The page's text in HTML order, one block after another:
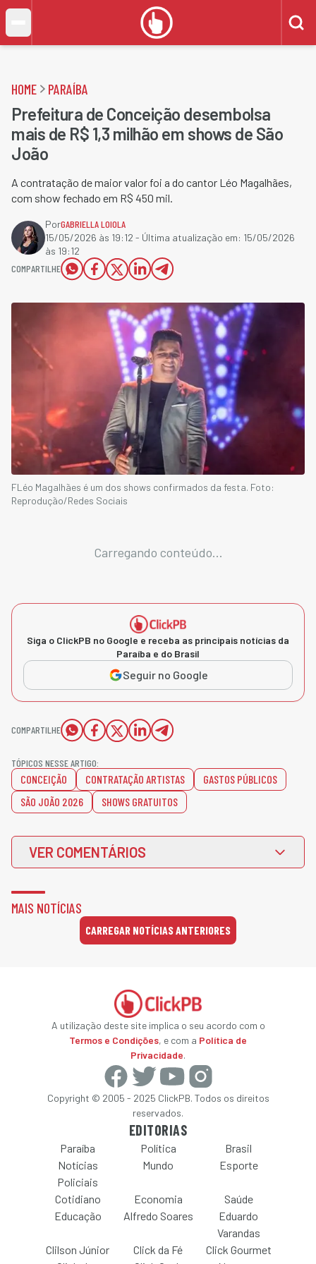
HOME PARAÍBA
Prefeitura de Conceição desembolsa
mais de R$ 1,3 milhão em shows de São
João
A contratação de maior valor foi a do cantor Léo Magalhães,
com show fechado em R$ 450 mil.
PorGABRIELLA LOIOLA
15/05/2026 às 19:12 - Última atualização em: 15/05/2026
às 19:12
COMPARTILHE
FLéo Magalhães é um dos shows confirmados da festa. Foto:
Reprodução/Redes Sociais
Carregando conteúdo...
Siga o ClickPB no Google e receba as principais notícias da
Paraíba e do Brasil
Seguir no Google
COMPARTILHE
TÓPICOS NESSE ARTIGO:
CONCEIÇÃO CONTRATAÇÃO ARTISTAS
GASTOS PÚBLICOS
SÃO JOÃO 2026
SHOWS GRATUITOS
VER COMENTÁRIOS
MAIS NOTÍCIAS
CARREGAR NOTÍCIAS ANTERIORES
A utilização deste site implica o seu acordo com o
Termos e Condições, e com a Política de
Privacidade.
Copyright © 2005 - 2025 ClickPB. Todos os direitos
reservados.
EDITORIAS
Paraíba Política
Brasil
Notícias
Policiais
Mundo Esporte
Cotidiano Economia
Saúde
Educação
Alfredo Soares
Eduardo
Varandas
Clilson Júnior
Click da Fé
Click Gourmet